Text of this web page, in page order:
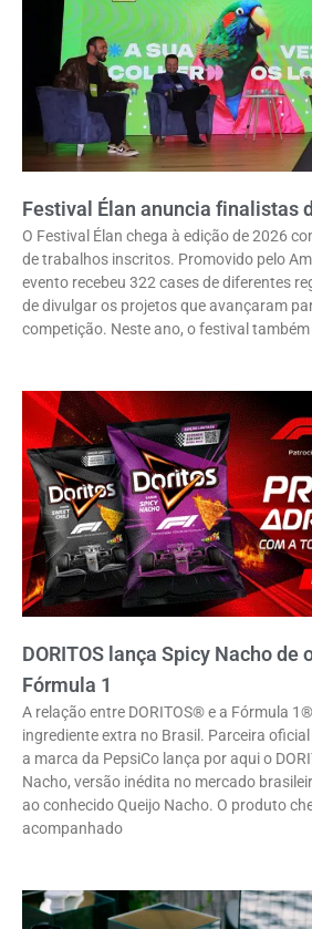
Festival Élan anuncia finalistas
O Festival Élan chega à edição de 2026
de trabalhos inscritos. Promovido pelo
evento recebeu 322 cases de diferentes
de divulgar os projetos que avançaram
competição. Neste ano, o festival
DORITOS lança Spicy Nacho de
Fórmula 1
A relação entre DORITOS® e a Fórmula
ingrediente extra no Brasil. Parceira
a marca da PepsiCo lança por aqui o
Nacho, versão inédita no mercado
ao conhecido Queijo Nacho. O produto
acompanhado